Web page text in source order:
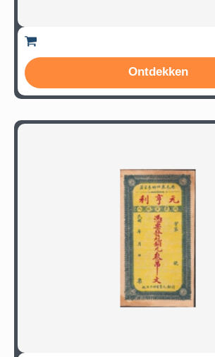
Ontdekken